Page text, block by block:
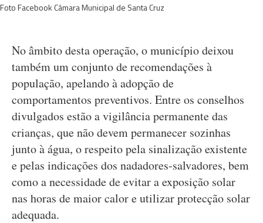
Foto Facebook Câmara Municipal de Santa Cruz
No âmbito desta operação, o município deixou
também um conjunto de recomendações à
população, apelando à adopção de
comportamentos preventivos. Entre os conselhos
divulgados estão a vigilância permanente das
crianças, que não devem permanecer sozinhas
junto à água, o respeito pela sinalização existente
e pelas indicações dos nadadores-salvadores, bem
como a necessidade de evitar a exposição solar
nas horas de maior calor e utilizar protecção solar
adequada.